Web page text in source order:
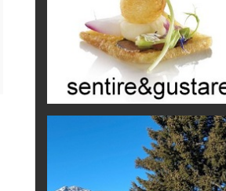
Chi è, e come difendersi dallo
scammer
di Mirta B. Bono
Mio nonno, salvato dai russi
Storie...di storia
Macchine di guerra
Editoriale
Turismo in Miniera